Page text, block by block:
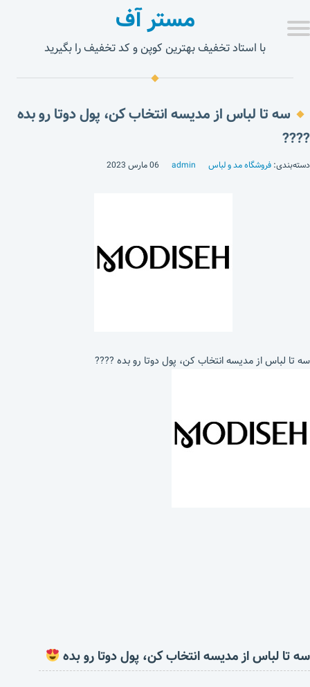
مستر آف
با استاد تخفیف بهترین کوپن و کد تخفیف را بگیرید
سه تا لباس از مدیسه انتخاب کن، پول دوتا رو بده
????
دسته‌بندی: فروشگاه مد و لباس admin 06 مارس 2023
سه تا لباس از مدیسه انتخاب کن، پول دوتا رو بده ????
سه تا لباس از مدیسه انتخاب کن، پول دوتا رو بده